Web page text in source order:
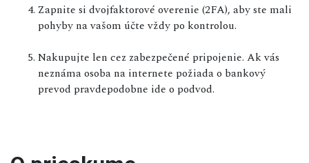
Zapnite si dvojfaktorové overenie (2FA), aby ste mali
pohyby na vašom účte vždy po kontrolou.
Nakupujte len cez zabezpečené pripojenie. Ak vás
neznáma osoba na internete požiada o bankový
prevod pravdepodobne ide o podvod.